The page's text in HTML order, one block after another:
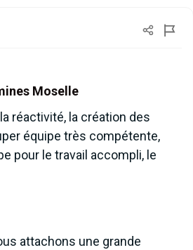
Moselle
réactivité, la création des
équipe très compétente,
pour le travail accompli, le
attachons une grande